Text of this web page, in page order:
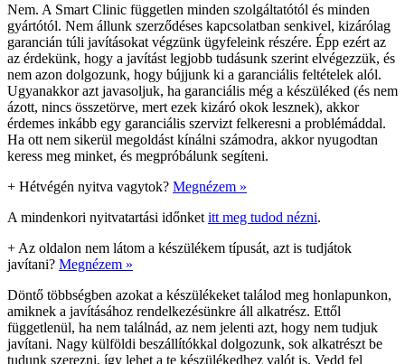
Nem. A Smart Clinic független minden szolgáltatótól és minden
gyártótól. Nem állunk szerződéses kapcsolatban senkivel, kizárólag
garancián túli javításokat végzünk ügyfeleink részére. Épp ezért az
az érdekünk, hogy a javítást legjobb tudásunk szerint elvégezzük, és
nem azon dolgozunk, hogy bújjunk ki a garanciális feltételek alól.
Ugyanakkor azt javasoljuk, ha garanciális még a készüléked (és nem
ázott, nincs összetörve, mert ezek kizáró okok lesznek), akkor
érdemes inkább egy garanciális szervizt felkeresni a problémáddal.
Ha ott nem sikerül megoldást kínálni számodra, akkor nyugodtan
keress meg minket, és megpróbálunk segíteni.
+ Hétvégén nyitva vagytok? Megnézem »
A mindenkori nyitvatartási időnket itt meg tudod nézni.
+ Az oldalon nem látom a készülékem típusát, azt is tudjátok
javítani? Megnézem »
Döntő többségben azokat a készülékeket találod meg honlapunkon,
amiknek a javításához rendelkezésünkre áll alkatrész. Ettől
függetlenül, ha nem találnád, az nem jelenti azt, hogy nem tudjuk
javítani. Nagy külföldi beszállítókkal dolgozunk, sok alkatrészt be
tudunk szerezni, így lehet a te készülékedhez valót is. Vedd fel